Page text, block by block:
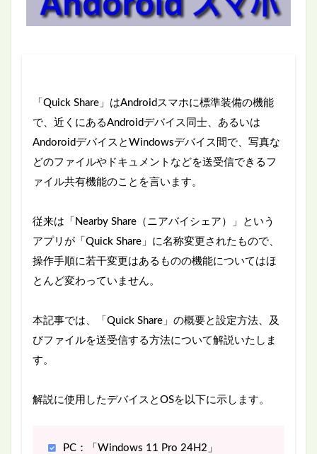
「Quick Share」はAndroidスマホに標準装備の機能
で、近くにあるAndroidデバイス同士、あるいは
AndoroidデバイスとWindowsデバイス間で、写真な
どのファイルやドキュメントなどを送受信できるフ
ァイル共有機能のことを言います。
従来は「Nearby Share（ニアバイシェア）」という
アプリが「Quick Share」に名称変更されたもので、
操作手順に若干変更はあるものの機能についてはほ
とんど変わっていません。
本記事では、「Quick Share」の概要と設定方法、及
びファイルを送受信する方法について解説いたしま
す。
解説に使用したデバイスとOSを以下に示します。
PC：「Windows 11 Pro 24H2」